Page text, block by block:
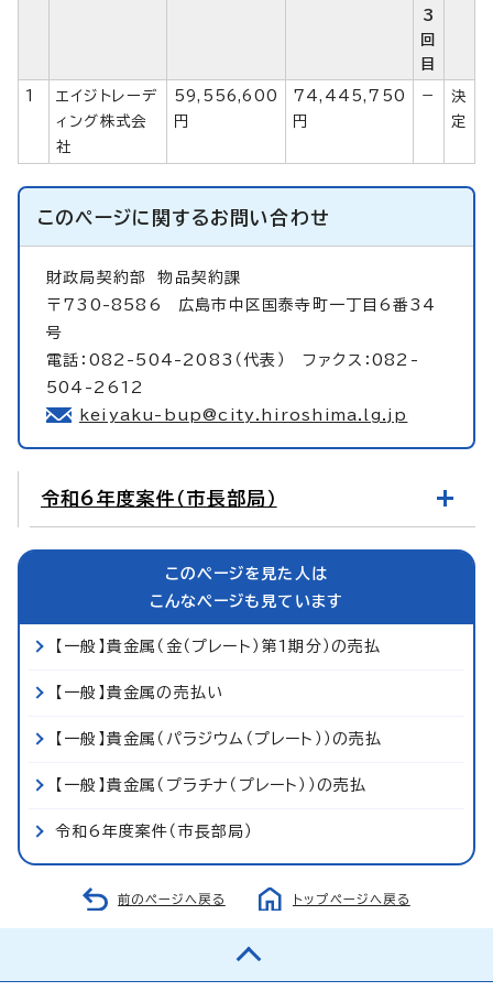
3
回
目
1
エイジトレーデ
ィング株式会
社
59,556,600
円
74,445,750
円
－
決
定
このページに関するお問い合わせ
財政局契約部物品契約課
〒730-8586 広島市中区国泰寺町一丁目6番34
号
電話：082-504-2083（代表） ファクス：082-
504-2612
keiyaku-bup@city.hiroshima.lg.jp
令和6年度案件（市長部局）
このページを見た人は
こんなページも見ています
【一般】貴金属（金（プレート）第1期分）の売払
【一般】貴金属の売払い
【一般】貴金属（パラジウム（プレート））の売払
【一般】貴金属（プラチナ（プレート））の売払
令和6年度案件（市長部局）
前のページへ戻る トップページへ戻る